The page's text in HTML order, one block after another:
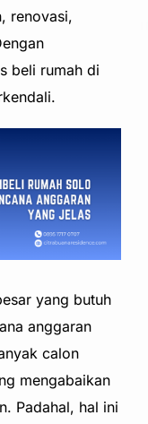
renovasi,
beli rumah di
yang butuh
anggaran
calon
mengabaikan
Padahal, hal ini